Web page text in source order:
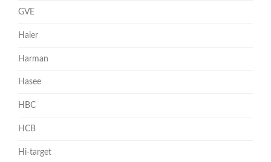
GVE
Haier
Harman
Hasee
HBC
HCB
Hi-target